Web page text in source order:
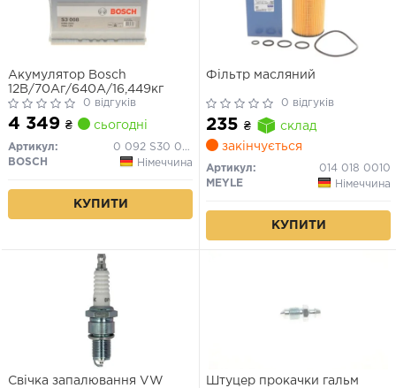
Акумулятор Bosch
12В/70Аг/640А/16,449кг
0 відгуків
4 349 ₴ сьогодні
Артикул:
0 092 S30 080
BOSCH
Німеччина
КУПИТИ
Фільтр масляний
0 відгуків
235 ₴
склад
закінчується
Артикул:
014 018 0010
MEYLE
Німеччина
КУПИТИ
Свічка запалювання VW
Штуцер прокачки гальм